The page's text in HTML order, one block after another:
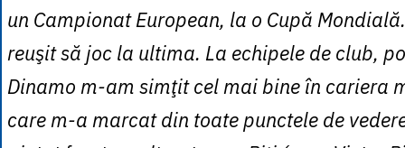
un Campionat European, la o Cupă
reuşit să joc la ultima. La echipele de club,
Dinamo m-am simţit cel mai bine în cariera
care m-a marcat din toate punctele de